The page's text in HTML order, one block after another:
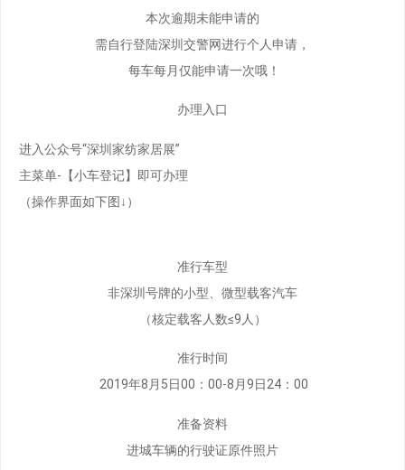
本次逾期未能申请的
需自行登陆深圳交警网进行个人申请，
每车每月仅能申请一次哦！
办理入口
进入公众号“深圳家纺家居展”
主菜单-【小车登记】即可办理
（操作界面如下图↓）
准行车型
非深圳号牌的小型、微型载客汽车
（核定载客人数≤9人）
准行时间
2019年8月5日00：00-8月9日24：00
准备资料
进城车辆的行驶证原件照片